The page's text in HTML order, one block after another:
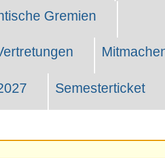
Gremien
Semesterticket